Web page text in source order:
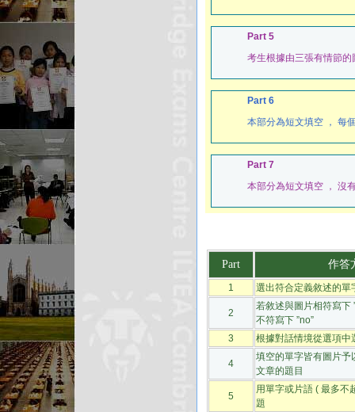
Part 5
考生根據由三張有情節
Part 6
本部分為短文填空 ， 每
Part 7
本部分為短文填空 ， 沒
Part 作答
1 選出符合定義敘述的單
2
若敘述與圖片相符寫下
不符寫下 ”no”
3
根據對話情境從選項中
4
填空的單字皆有圖片予
文章的題目
5
用單字或片語 ( 最多不
題